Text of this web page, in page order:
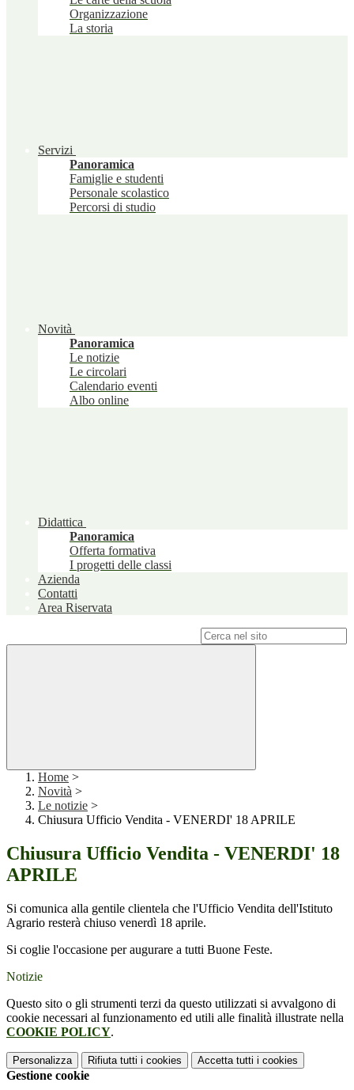
Organizzazione
La storia
Servizi
Panoramica
Famiglie e studenti
Personale scolastico
Percorsi di studio
Novità
Panoramica
Le notizie
Le circolari
Calendario eventi
Albo online
Didattica
Panoramica
Offerta formativa
I progetti delle classi
Azienda
Contatti
Area Riservata
Home >
Novità >
Le notizie >
Chiusura Ufficio Vendita - VENERDI' 18 APRILE
Chiusura Ufficio Vendita - VENERDI' 18
APRILE
Si comunica alla gentile clientela che l'Ufficio Vendita dell'Istituto
Agrario resterà chiuso venerdì 18 aprile.
Si coglie l'occasione per augurare a tutti Buone Feste.
Notizie
Questo sito o gli strumenti terzi da questo utilizzati si avvalgono di
cookie necessari al funzionamento ed utili alle finalità illustrate nella
COOKIE POLICY.
Personalizza Rifiuta tutti i cookies Accetta tutti i cookies
Gestione cookie